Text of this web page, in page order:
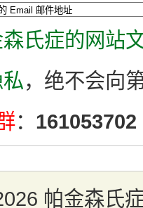
氏症的网站
，绝不会向
： 161053702
帕金森氏